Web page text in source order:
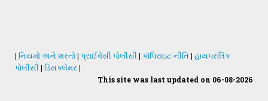
Statastics
| નિયમો અને શરતો| પ્રાઈવેસી પોલીસી | કૉપિરાઇટ નીતિ | હાયપરલિંક
પોલીસી | ડિસક્લેમર |
This site was last updated on 06-08-2026